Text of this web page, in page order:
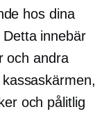
hos dina
innebär
och andra
och pålitlig